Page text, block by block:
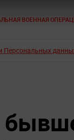
ВОЕННАЯ
Персональных